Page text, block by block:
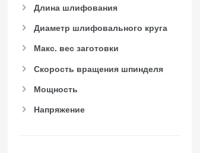
Длина шлифования
Диаметр шлифовального круга
Макс. вес заготовки
Скорость вращения шпинделя
Мощность
Напряжение